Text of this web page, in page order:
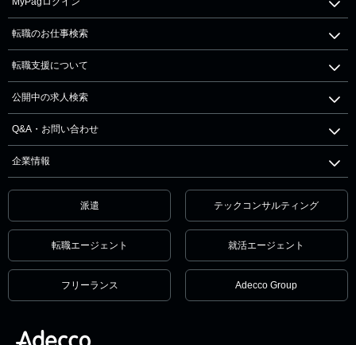
転職のお仕事検索
転職支援について
公開中の求人検索
Q&A・お問い合わせ
企業情報
派遣 テックコンサルティング
転職エージェント 就活エージェント
フリーランス Adecco Group